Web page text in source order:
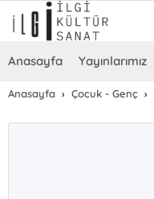
Anasayfa Yayınlarımız
Anasayfa Çocuk - Genç